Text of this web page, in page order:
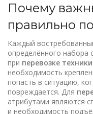
Почему
правильно
Каждый
определённого набора
при перевозке техники
необходимость
попасть в ситуацию,
повреждается. Для
атрибутами являются
и необходимость